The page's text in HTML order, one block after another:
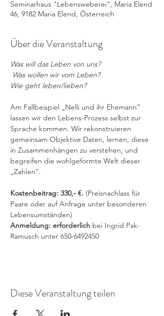
Seminarhaus "Lebensweberei", Maria Elend
46, 9182 Maria Elend, Österreich
Über die Veranstaltung
Was will das Leben von uns?
Was wollen wir vom Leben?
Wie geht leben/lieben?
Am Fallbeispiel „Nelli und ihr Ehemann“
lassen wir den Lebens-Prozess selbst zur
Sprache kommen. Wir rekonstruieren
gemeinsam Objektive Daten, lernen, diese
in Zusammenhängen zu verstehen, und
begreifen die wohlgeformte Welt dieser
„Zahlen“.
Kostenbeitrag: 330,- €. (Preisnachlass für
Paare oder auf Anfrage unter besonderen
Lebensumständen)
Anmeldung: erforderlich bei Ingrid Pak-
Ramusch unter 650-6492450
Diese Veranstaltung teilen